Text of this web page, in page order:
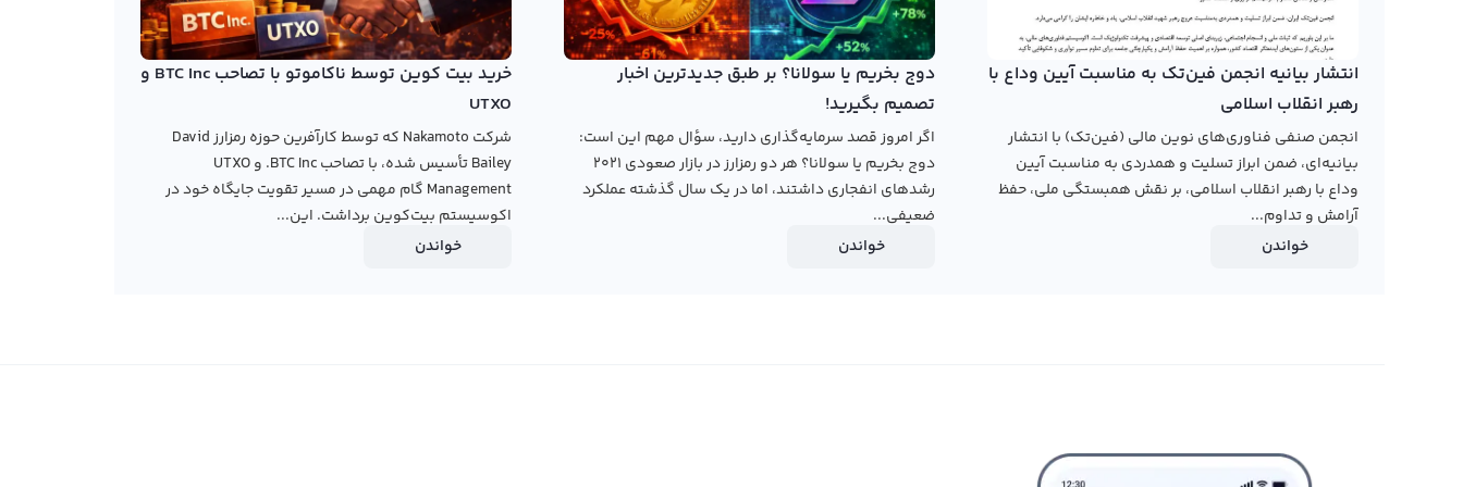
موجود در بازار به خرید و فروش پنگ بپردازید. همچنین، در پلتفرم معامله حرفه‌ای می‌توانید با استفاده از ابزارهای تحلیلی،
به بهترین زمان و قیمت برای خرید و فروش پنگ دست پیدا کنید و سود خود را افزایش دهید.
رابکس از خرید و فروش بیش از ۱۰۰۰ ارز دیجیتال پشتیبانی می‌کند. برای مشاهده قیمت رمز ارز پنگ، به صفحه
قیمت پنگ
بروید.
انتشار بیانیه انجمن فین‌تک به مناسبت آیین وداع با
رهبر انقلاب اسلامی
انجمن صنفی فناوری‌های نوین مالی (فین‌تک) با انتشار
بیانیه‌ای، ضمن ابراز تسلیت و همدردی به مناسبت آیین
وداع با رهبر انقلاب اسلامی، بر نقش همبستگی ملی، حفظ
آرامش و تداوم...
خواندن
دوج بخریم یا سولانا؟ بر طبق جدیدترین اخبار
تصمیم بگیرید!
اگر امروز قصد سرمایه‌گذاری دارید، سؤال مهم این است:
دوج بخریم یا سولانا؟ هر دو رمزارز در بازار صعودی ۲۰۲۱
رشدهای انفجاری داشتند، اما در یک سال گذشته عملکرد
ضعیفی...
خواندن
خرید بیت کوین توسط ناکاموتو با تصاحب BTC Inc و
UTXO
شرکت Nakamoto که توسط کارآفرین حوزه رمزارز David
Bailey تأسیس شده، با تصاحب BTC Inc. و UTXO
Management گام مهمی در مسیر تقویت جایگاه خود در
اکوسیستم بیت‌کوین برداشت. این...
خواندن